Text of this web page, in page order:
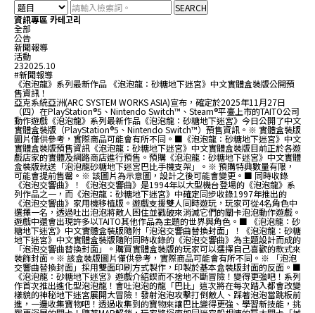
SEARCH
資訊專區 카테고리
全部
公告
新聞報導
活動
232025.10
#新聞報導
《泡泡龍》系列最新作品 《泡泡龍：砂糖地下迷宮》中文實體盒裝版公開預
售資訊！
亞克系統亞洲(ARC SYSTEM WORKS ASIA)宣布，確定於2025年11月27日
（四）在PlayStation®5、Nintendo Switch™、Steam®平臺上市的TAITO公司
動作遊戲《泡泡龍》系列最新作品《泡泡龍：砂糖地下迷宮》今日公開了中文
實體盒裝版（PlayStation®5、Nintendo Switch™）預售資訊。※ 實體盒裝版
圖片僅供參考，實際商品可能會有所不同。■《泡泡龍：砂糖地下迷宮》中文
實體盒裝版預售資訊《泡泡龍：砂糖地下迷宮》中文實體盒裝版目前正於各遊
戲店家的實體及網路商店進行預售。預購《泡泡龍：砂糖地下迷宮》中文實體
盒裝版就送「泡泡龍砂糖地下迷宮巴比手機支架」。※ 預購特典數量有限，
可能會提前售罄。※ 該圖片為示意圖，設計之後可能會變更。■ 同時收錄
《泡泡交響曲》！《泡泡交響曲》是1994年以大型機台登場的《泡泡龍》系
列作品之一，而《泡泡龍：砂糖地下迷宮》中確定同步收錄1997年推出的
《泡泡交響曲》家用機移植版。遊戲支援雙人同時遊玩，玩家可從4名角色中
選擇一名，透過吐出泡泡將敵人困住並戳破來消滅它們的關卡泡泡動作遊戲。
遊戲中還會出現許多以TAITO其他作品為主題的世界與角色。■ 《泡泡龍：砂
糖地下迷宮》中文實體盒裝版隨附「泡泡交響曲替換封面」！《泡泡龍：砂糖
地下迷宮》中文實體盒裝版隨附同時收錄的《泡泡交響曲》為主題設計而成的
「泡泡交響曲替換封面」。購買實體盒裝版的玩家可以選擇自己喜歡的款式來
裝飾封面。※ 該盒裝版圖片僅供參考，實際商品可能會有所不同。※ 「泡泡
交響曲替換封面」採用雙面印刷方式製作，印製於基本盒裝版封面的反面。■
《泡泡龍：砂糖地下迷宮》遊戲介紹鍥而不捨地不斷冒險！變得更強吧！系列
作首次推出進化型泡泡龍！會吐泡泡的龍「巴比」這次將在每次踏入都會改變
樣貌的神秘地下迷宮展開大冒險！發射泡泡攻擊打倒敵人、踩著泡泡當跳板前
進，一邊收集寶物吧！透過收集到的寶物來讓巴比變得更強、學習新技能，挑